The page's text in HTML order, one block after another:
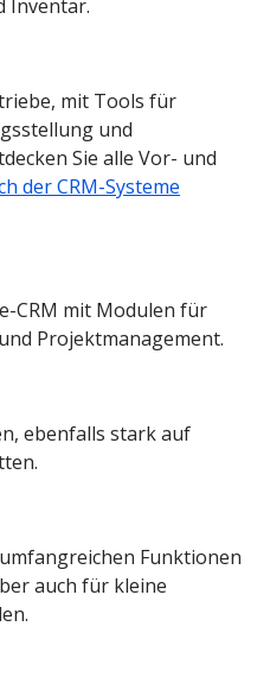
Inventar.
mit Tools für
und
Sie alle Vor- und
der CRM-Systeme
CRM mit Modulen für
Projektmanagement.
ebenfalls stark auf
Funktionen
auch für kleine